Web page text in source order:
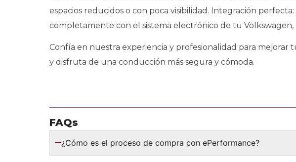
espacios reducidos o con poca visibilidad. Integración
completamente con el sistema electrónico de tu
Confía en nuestra experiencia y profesionalidad para mejorar
y disfruta de una conducción más segura y cómoda.
FAQs
¿Cómo es el proceso de compra con ePerformance?